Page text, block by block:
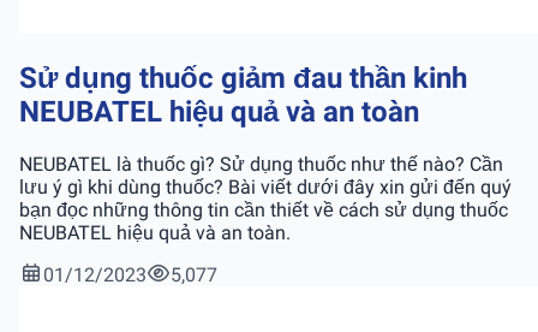
Sử dụng thuốc giảm đau thần kinh
NEUBATEL hiệu quả và an toàn
NEUBATEL là thuốc gì? Sử dụng thuốc như thế nào? Cần
lưu ý gì khi dùng thuốc? Bài viết dưới đây xin gửi đến quý
bạn đọc những thông tin cần thiết về cách sử dụng thuốc
NEUBATEL hiệu quả và an toàn.
01/12/2023
5,077